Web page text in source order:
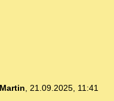
Martin, 21.09.2025, 11:41